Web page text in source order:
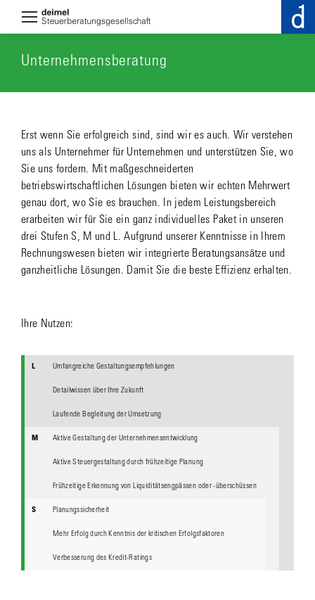
Unternehmensberatung
Erst wenn Sie erfolgreich sind, sind wir es auch. Wir verstehen
uns als Unternehmer für Unternehmen und unterstützen Sie, wo
Sie uns fordern. Mit maßgeschneiderten
betriebswirtschaftlichen Lösungen bieten wir echten Mehrwert
genau dort, wo Sie es brauchen. In jedem Leistungsbereich
erarbeiten wir für Sie ein ganz individuelles Paket in unseren
drei Stufen S, M und L. Aufgrund unserer Kenntnisse in Ihrem
Rechnungswesen bieten wir integrierte Beratungsansätze und
ganzheitliche Lösungen. Damit Sie die beste Effizienz erhalten.
Ihre Nutzen:
L Umfangreiche Gestaltungsempfehlungen
Detailwissen über Ihre Zukunft
Laufende Begleitung der Umsetzung
M Aktive Gestaltung der Unternehmensentwicklung
Aktive Steuergestaltung durch frühzeitige Planung
Frühzeitige Erkennung von Liquiditätsengpässen oder -überschüssen
S Planungssicherheit
Mehr Erfolg durch Kenntnis der kritischen Erfolgsfaktoren
Verbesserung des Kredit-Ratings